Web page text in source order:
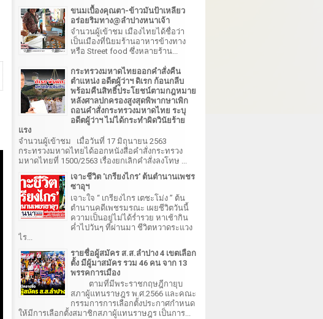
ขนมเบื้องคุณตา-ข้าวมันป้าเหลียว
อร่อยริมทาง@ลำปางหนาเจ้า
จำนวนผู้เข้าชม เมืองไทยได้ชื่อว่า
เป็นเมืองที่นิยมร้านอาหารข้างทาง
หรือ Street food ซึ่งหลายร้าน...
กระทรวงมหาดไทยออกคำสั่งคืน
ตำแหน่ง อดีตผู้ว่าฯ ดิเรก ก้อนกลีบ
พร้อมคืนสิทธิ์ประโยชน์ตามกฎหมาย
หลังศาลปกครองสูงสุดพิพากษาเพิก
ถอนคำสั่งกระทรวงมหาดไทย ระบุ
อดีตผู้ว่าฯ ไม่ได้กระทำผิดวินัยร้าย
แรง
จำนวนผู้เข้าชม เมื่อวันที่ 17 มิถุนายน 2563
กระทรวงมหาดไทยได้ออกหนังสือคำสั่งกระทรวง
มหาดไทยที่ 1500/2563 เรื่องยกเลิกคำสั่งลงโทษ ...
เจาะชีวิต 'เกรียงไกร' ต้นตำนานเพชร
ซาอุฯ
เจาะใจ “ เกรียงไกร เตชะโม่ง ” ต้น
ตำนานคดีเพชรมรณะ เผยชีวิตวันนี้
ความเป็นอยู่ไม่ได้ร่ำรวย หาเช้ากิน
ค่ำไปวันๆ ที่ผ่านมา ชีวิตหวาดระแวง
ไร...
รายชื่อผู้สมัคร ส.ส.ลำปาง 4 เขตเลือก
ตั้ง มีผู้มาสมัคร รวม 46 คน จาก 13
พรรคการเมือง
ตามที่มีพระราชกฤษฎีกายุบ
สภาผู้แทนราษฎร พ.ศ.2566 และคณะ
กรรมการการเลือกตั้งประกาศกำหนด
ให้มีการเลือกตั้งสมาชิกสภาผู้แทนราษฎร เป็นการ...